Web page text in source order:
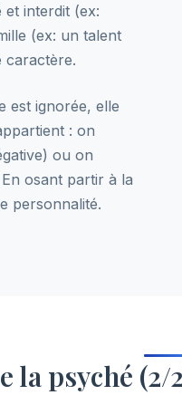
interdit (ex:
(ex: un talent
caractère.
est ignorée, elle
: on
ou on
osant partir à la
personnalité.
la psyché